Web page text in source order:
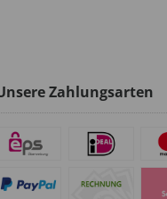
Zahlungsarten